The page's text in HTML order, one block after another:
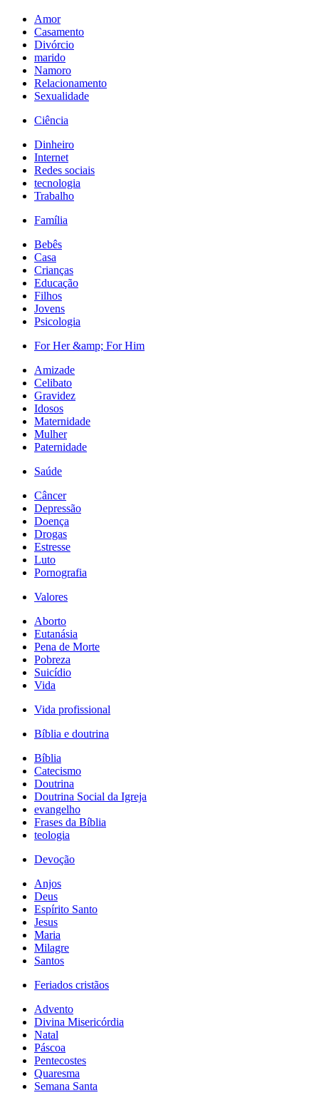
Amor
Casamento
Divórcio
marido
Namoro
Relacionamento
Sexualidade
Ciência
Dinheiro
Internet
Redes sociais
tecnologia
Trabalho
Família
Bebês
Casa
Crianças
Educação
Filhos
Jovens
Psicologia
For Her &amp; For Him
Amizade
Celibato
Gravidez
Idosos
Maternidade
Mulher
Paternidade
Saúde
Câncer
Depressão
Doença
Drogas
Estresse
Luto
Pornografia
Valores
Aborto
Eutanásia
Pena de Morte
Pobreza
Suicídio
Vida
Vida profissional
Bíblia e doutrina
Bíblia
Catecismo
Doutrina
Doutrina Social da Igreja
evangelho
Frases da Bíblia
teologia
Devoção
Anjos
Deus
Espírito Santo
Jesus
Maria
Milagre
Santos
Feriados cristãos
Advento
Divina Misericórdia
Natal
Páscoa
Pentecostes
Quaresma
Semana Santa